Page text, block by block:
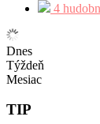
4
Dnes
Týždeň
Mesiac
TIP